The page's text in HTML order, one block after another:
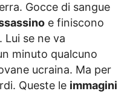
Gocce di sangue
e finiscono
Lui se ne va
minuto qualcuno
ucraina. Ma per
Queste le immagini